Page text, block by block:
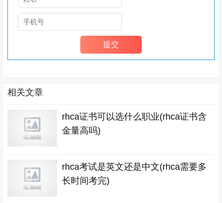
相关文章
rhca证书可以选什么职业(rhca证书含
金量高吗)
rhca考试是英文还是中文(rhca需要多
长时间考完)